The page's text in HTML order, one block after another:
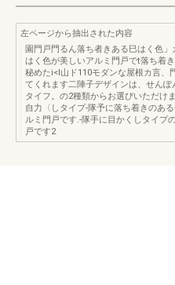
左ページから抽出された内容
園門戸門るん落ち者きある巳はく色」
はく色が美しいアルミ門戸でt落ち着
秘めたi<l山ド110モダンな屋根カ言、
てくれます二陣子デザインは、せんぽ
タイフ。の2種類からお選びいただけ
自力〈しタイプ-隊予に落ち着きのあ
ルミ門戸です.-隊手に目かくしタイプ
戸です2